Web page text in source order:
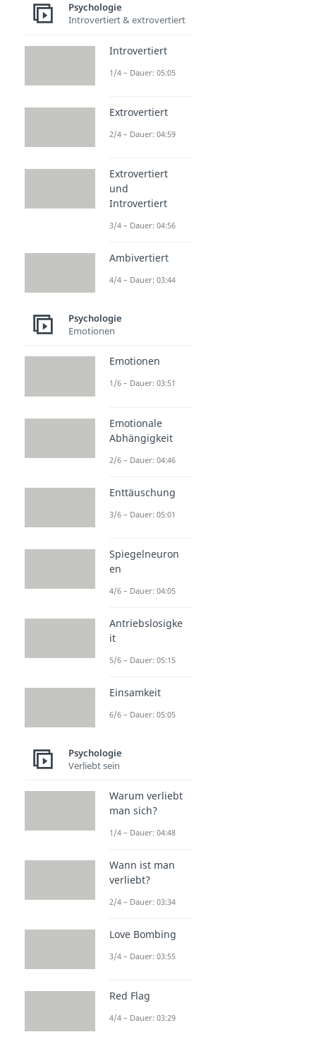
Psychologie
Introvertiert & extrovertiert
Introvertiert
1/4 – Dauer: 05:05
Extrovertiert
2/4 – Dauer: 04:59
Extrovertiert
und
Introvertiert
3/4 – Dauer: 04:56
Ambivertiert
4/4 – Dauer: 03:44
Psychologie
Emotionen
Emotionen
1/6 – Dauer: 03:51
Emotionale
Abhängigkeit
2/6 – Dauer: 04:46
Enttäuschung
3/6 – Dauer: 05:01
Spiegelneuron
en
4/6 – Dauer: 04:05
Antriebslosigke
it
5/6 – Dauer: 05:15
Einsamkeit
6/6 – Dauer: 05:05
Psychologie
Verliebt sein
Warum verliebt
man sich?
1/4 – Dauer: 04:48
Wann ist man
verliebt?
2/4 – Dauer: 03:34
Love Bombing
3/4 – Dauer: 03:55
Red Flag
4/4 – Dauer: 03:29